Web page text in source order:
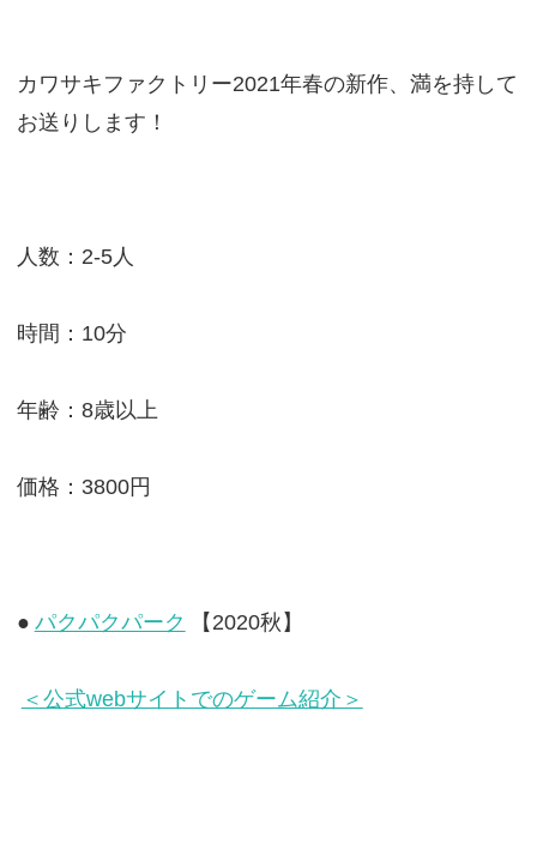
カワサキファクトリー2021年春の新作、満を持して
お送りします！
人数：2-5人
時間：10分
年齢：8歳以上
価格：3800円
● パクパクパーク 【2020秋】
＜公式webサイトでのゲーム紹介＞